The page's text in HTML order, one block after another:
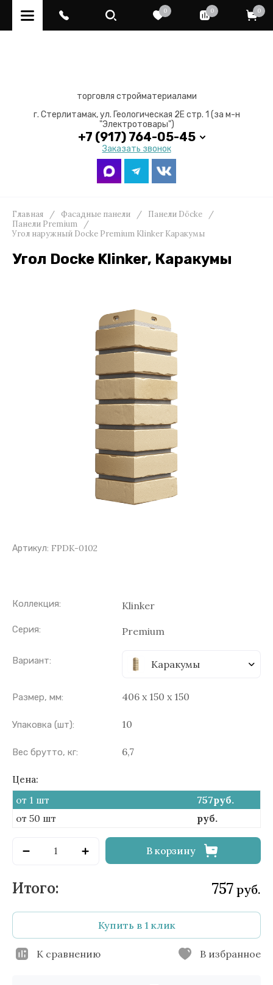
0 0 0
торговля стройматериалами
г. Стерлитамак, ул. Геологическая 2Е стр. 1 (за м-н
"Электротовары")
+7 (917) 764-05-45
Заказать звонок
Главная / Фасадные панели / Панели Döcke
/
Панели Premium
/
Угол наружный Docke Premium Klinker Каракумы
Угол Docke Klinker, Каракумы
Артикул: FPDK-0102
Коллекция: Klinker
Серия: Premium
Вариант: Каракумы
Размер, мм: 406 х 150 х 150
Упаковка (шт): 10
Вес брутто, кг: 6,7
Цена:
от 1 шт 757руб.
от 50 шт
руб.
В корзину
757 руб.
Купить в 1 клик
К сравнению В избранное